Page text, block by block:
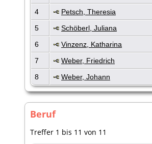
4
Petsch, Theresia
5
Schöberl, Juliana
6
Vinzenz, Katharina
7
Weber, Friedrich
8
Weber, Johann
Beruf
Treffer 1 bis 11 von 11